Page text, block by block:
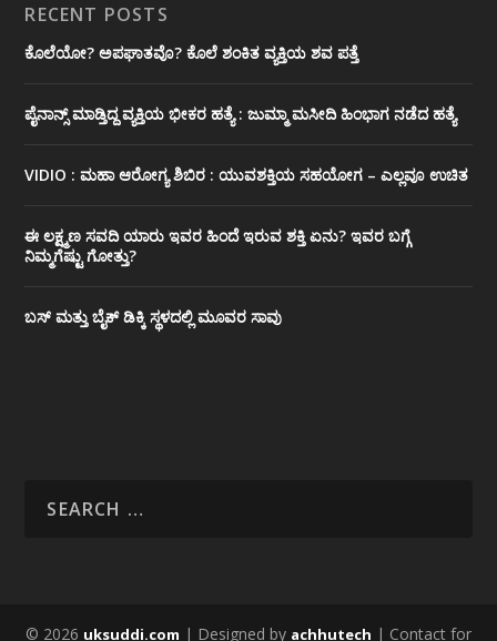
RECENT POSTS
ಕೊಲೆಯೋ? ಅಪಘಾತವೊ? ಕೊಲೆ ಶಂಕಿತ ವ್ಯಕ್ತಿಯ ಶವ ಪತ್ತೆ
ಪೈನಾನ್ಸ್ ಮಾಡ್ತಿದ್ದ ವ್ಯಕ್ತಿಯ ಭೀಕರ‌ ಹತ್ಯೆ : ಜುಮ್ಮಾ ಮಸೀದಿ ಹಿಂಭಾಗ ನಡೆದ ಹತ್ಯೆ
VIDIO : ಮಹಾ ಆರೋಗ್ಯ ಶಿಬಿರ : ಯುವಶಕ್ತಿಯ ಸಹಯೋಗ – ಎಲ್ಲವೂ ಉಚಿತ
ಈ ಲಕ್ಷ್ಮಣ ಸವದಿ ಯಾರು ಇವರ ಹಿಂದೆ ಇರುವ ಶಕ್ತಿ ಏನು? ಇವರ ಬಗ್ಗೆ
ನಿಮ್ಮಗೆಷ್ಟು ಗೋತ್ತು?
ಬಸ್ ಮತ್ತು ಬೈಕ್ ಡಿಕ್ಕಿ ಸ್ಥಳದಲ್ಲಿ ಮೂವರ ಸಾವು
© 2026 uksuddi.com | Designed by achhutech | Contact for